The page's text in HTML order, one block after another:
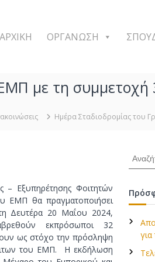
ΑΡΧΙΚΗ ΟΡΓΑΝΩΣΗ
με τη συμμετοχή
Ημέρα Σταδιοδρομίας του
– Εξυπηρέτησης Φοιτητών
ΕΜΠ θα πραγματοποιήσει
Δευτέρα 20 Μαΐου 2024,
εκπρόσωποι 32
ως στόχο την πρόσληψη
του ΕΜΠ. Η εκδήλωση
ν
ζ
ή
η
η